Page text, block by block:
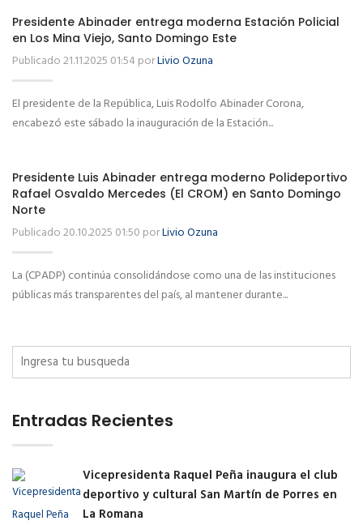
Presidente Abinader entrega moderna Estación Policial
en Los Mina Viejo, Santo Domingo Este
Publicado 21.11.2025 01:54 porLivio Ozuna
El presidente de la República, Luis Rodolfo Abinader Corona,
encabezó este sábado la inauguración de la Estación...
Presidente Luis Abinader entrega moderno Polideportivo
Rafael Osvaldo Mercedes (El CROM) en Santo Domingo
Norte
Publicado 20.10.2025 01:50 porLivio Ozuna
La (CPADP) continúa consolidándose como una de las instituciones
públicas más transparentes del país, al mantener durante...
Entradas Recientes
Vicepresidenta Raquel Peña inaugura el club
deportivo y cultural San Martín de Porres en
La Romana